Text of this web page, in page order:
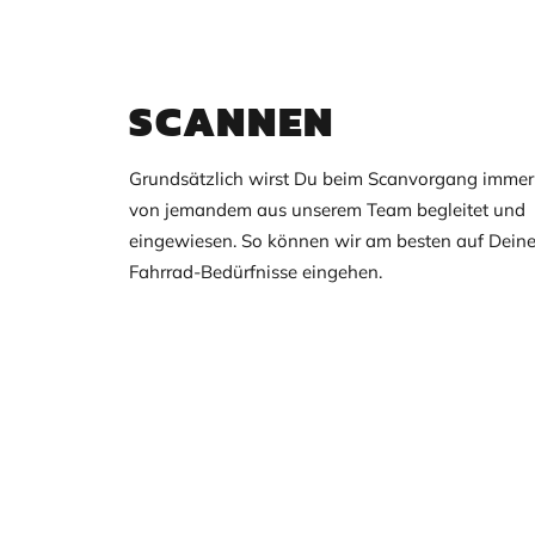
SCANNEN
Grundsätzlich wirst Du beim Scanvorgang immer
von jemandem aus unserem Team begleitet und
eingewiesen. So können wir am besten auf Deine
Fahrrad-Bedürfnisse eingehen.